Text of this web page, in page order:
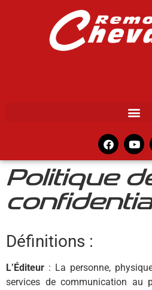
Politique
Définitions :
L’Éditeur : La personne,
services de communication au